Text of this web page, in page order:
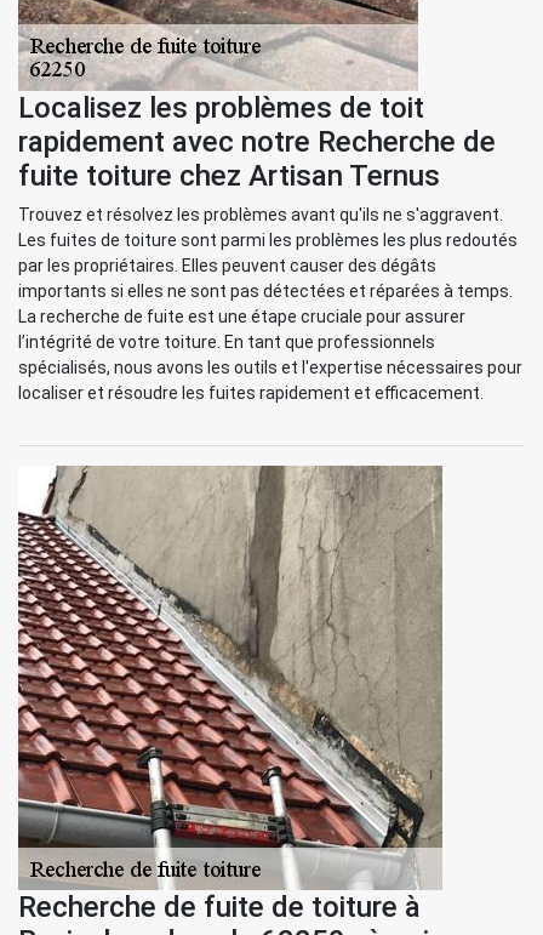
Localisez les problèmes de toit
rapidement avec notre Recherche de
fuite toiture chez Artisan Ternus
Trouvez et résolvez les problèmes avant qu'ils ne s'aggravent.
Les fuites de toiture sont parmi les problèmes les plus redoutés
par les propriétaires. Elles peuvent causer des dégâts
importants si elles ne sont pas détectées et réparées à temps.
La recherche de fuite est une étape cruciale pour assurer
l’intégrité de votre toiture. En tant que professionnels
spécialisés, nous avons les outils et l'expertise nécessaires pour
localiser et résoudre les fuites rapidement et efficacement.
Recherche de fuite de toiture à